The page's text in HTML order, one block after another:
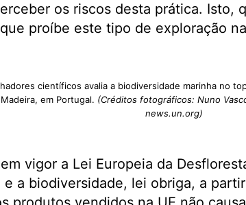
os riscos desta prática. Isto,
proíbe este tipo de exploração
científicos avalia a biodiversidade marinha no
em Portugal. (Créditos fotográficos: Nuno
news.un.org)
vigor a Lei Europeia da
a biodiversidade, lei obriga, a